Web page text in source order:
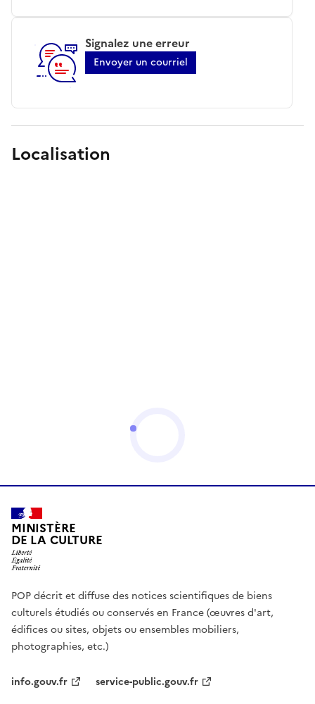
Signalez une erreur
Envoyer un courriel
Localisation
MINISTÈRE
DE LA CULTURE
POP décrit et diffuse des notices scientifiques de biens
culturels étudiés ou conservés en France (œuvres d'art,
édifices ou sites, objets ou ensembles mobiliers,
photographies, etc.)
info.gouv.fr service-public.gouv.fr